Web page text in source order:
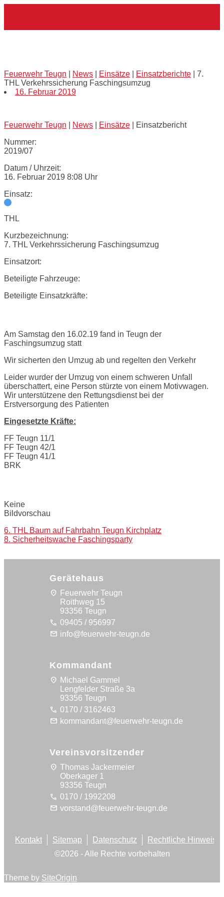
Feuerwehr Teugn News Einsätze Einsatzberichte
7.
THL Verkehrssicherung Faschingsumzug
16. Februar 2019
Feuerwehr Teugn News Einsätze
Einsatzbericht
Nummer:
2019/07
Datum / Uhrzeit:
16. Februar 2019 8:08 Uhr
Einsatz:
THL
Kurzbezeichnung:
7. THL Verkehrssicherung Faschingsumzug
Einsatzort:
Beteiligte Fahrzeuge:
Beteiligte Einsatzkräfte:
Am Samstag den 16.02.19 fand in Teugn der
Faschingsumzug statt
Wir sicherten den Umzug ab und regelten den Verkehr
Leider wurder der Umzug von einem schweren Unfall
überschattert, eine Person stürzte von einem Motivwagen.
Wir unterstützene den Rettungsdienst bei der
Erstversorgung des Patienten
Eingesetzte Kräfte:
FF Teugn 11/1
FF Teugn 42/1
FF Teugn 41/1
BRK
Keine
Bildvorschau
Post
navigation
6. THL Baum auf Fahrbahn Teugn Kirchplatz
8. Sicherheitswache Faschingsparty
Gerätehaus
location_on Feuerwehr Teugn
Roithweg 15
93356 Teugn
call 09405 / 956997
mail info@feuerwehr-teugn.de
Kommandant
location_on Michael Gammel
Lengfelder Straße 3a
93356 Teugn
call 0170 / 3162463
mail kommandant@feuerwehr-teugn.de
Vereinsvorsitzender
location_on Thomas Jackermeier
Oberkager 1
93356 Teugn
call 0170 / 1992208
mail vorstand@feuerwehr-teugn.de
©2026 - Alle Rechte vorbehalten
Kontakt Sitemap Datenschutz Rechtliche Hinweise
Theme by SiteOrigin